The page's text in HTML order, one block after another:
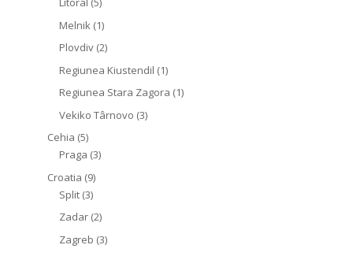
Melnik (1)
Plovdiv(2)
Regiunea Kiustendil (1)
Regiunea Stara Zagora (1)
Vekiko Târnovo (3)
Cehia (5)
Praga (3)
Croatia (9)
Split(3)
Zadar(2)
Zagreb (3)